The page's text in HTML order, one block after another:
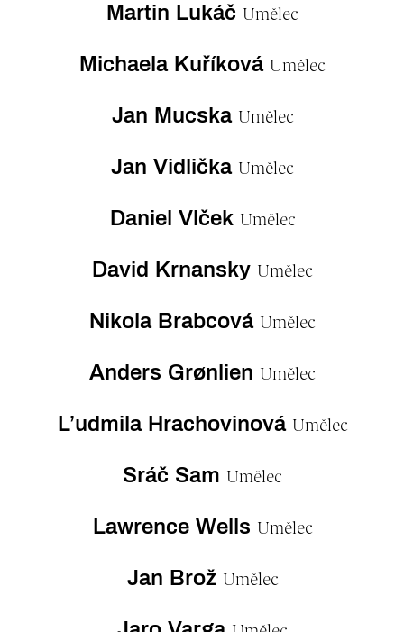
Martin Lukáč Umělec
Michaela Kuříková Umělec
Jan Mucska Umělec
Jan Vidlička Umělec
Daniel Vlček Umělec
David Krnansky Umělec
Nikola Brabcová Umělec
Anders Grønlien Umělec
L’udmila Hrachovinová Umělec
Sráč Sam Umělec
Lawrence Wells Umělec
Jan Brož Umělec